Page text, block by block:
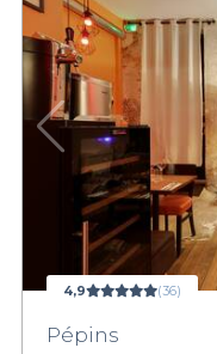
4,9 (36)
Pépins